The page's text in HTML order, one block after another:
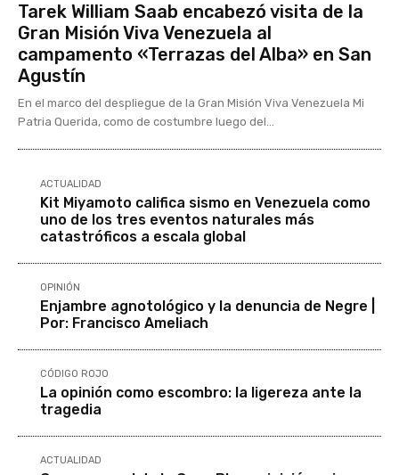
Tarek William Saab encabezó visita de la
Gran Misión Viva Venezuela al
campamento «Terrazas del Alba» en San
Agustín
En el marco del despliegue de la Gran Misión Viva Venezuela Mi
Patria Querida, como de costumbre luego del...
ACTUALIDAD
Kit Miyamoto califica sismo en Venezuela como
uno de los tres eventos naturales más
catastróficos a escala global
OPINIÓN
Enjambre agnotológico y la denuncia de Negre |
Por: Francisco Ameliach
CÓDIGO ROJO
La opinión como escombro: la ligereza ante la
tragedia
ACTUALIDAD